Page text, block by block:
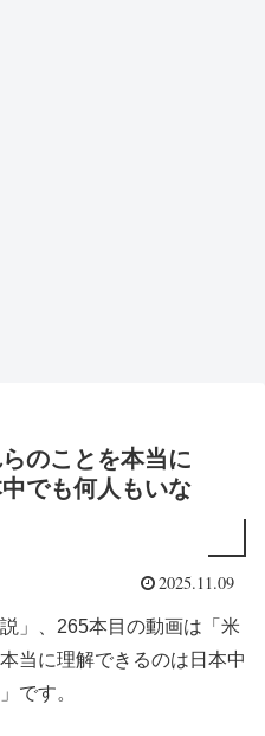
のことを本当に
でも何人もいな
2025.11.09
」、265本目の動画は「米
当に理解できるのは日本中
です。